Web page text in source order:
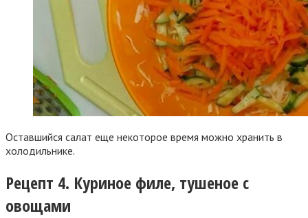
Оставшийся салат еще некоторое время можно хранить в
холодильнике.
Рецепт 4. Куриное филе, тушеное с
овощами